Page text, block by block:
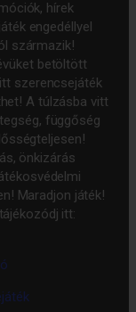
hírek
engedéllyel
származik!
betöltött
szerencsejáték
A túlzásba vitt
függőség
önkizárás
Maradjon játék!
itt: